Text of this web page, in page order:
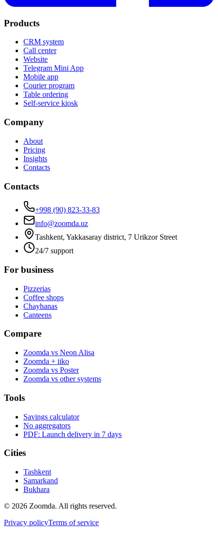
Products
CRM system
Call center
Website
Telegram Mini App
Mobile app
Courier program
Table ordering
Self-service kiosk
Company
About
Pricing
Insights
Contacts
Contacts
+998 (90) 823-33-83
info@zoomda.uz
Tashkent, Yakkasaray district, 7 Urikzor Street
24/7 support
For business
Pizzerias
Coffee shops
Chayhanas
Canteens
Compare
Zoomda vs Neon Alisa
Zoomda + iiko
Zoomda vs Poster
Zoomda vs other systems
Tools
Savings calculator
No aggregators
PDF: Launch delivery in 7 days
Cities
Tashkent
Samarkand
Bukhara
© 2026 Zoomda. All rights reserved.
Privacy policyTerms of service